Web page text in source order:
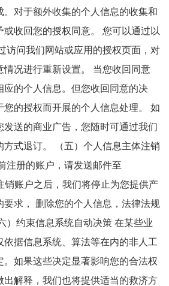
对于额外收集的个人信息的收集和
收回您的授权同意。 您可以通过以
访问我们网站或应用的授权页面，对
况进行重新设置。 当您收回同意
应的个人信息。但您收回同意的决
的授权而开展的个人信息处理。 如
送的商业广告，您随时可通过我们
式退订。 （五）个人信息主体注销
注册的账户，请发送邮件至
销账户之后，我们将停止为您提供产
求， 删除您的个人信息，法律法规
）约束信息系统自动决策 在某些业
据信息系统、算法等在内的非人工
。如果这些决定显著影响您的合法权
解释，我们也将提供适当的救济方